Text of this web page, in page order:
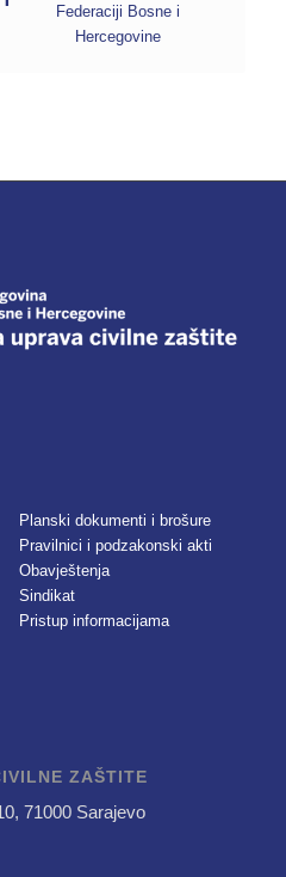
Federaciji Bosne i
Hercegovine
Planski dokumenti i brošure
Pravilnici i podzakonski akti
Obavještenja
Sindikat
Pristup informacijama
ZAŠTITE
71000 Sarajevo